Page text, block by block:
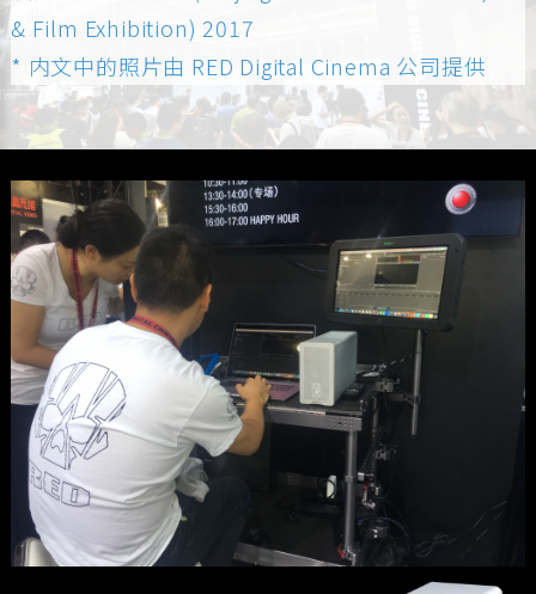
& Film Exhibition) 2017
* 内文中的照片由 RED Digital Cinema 公司提供